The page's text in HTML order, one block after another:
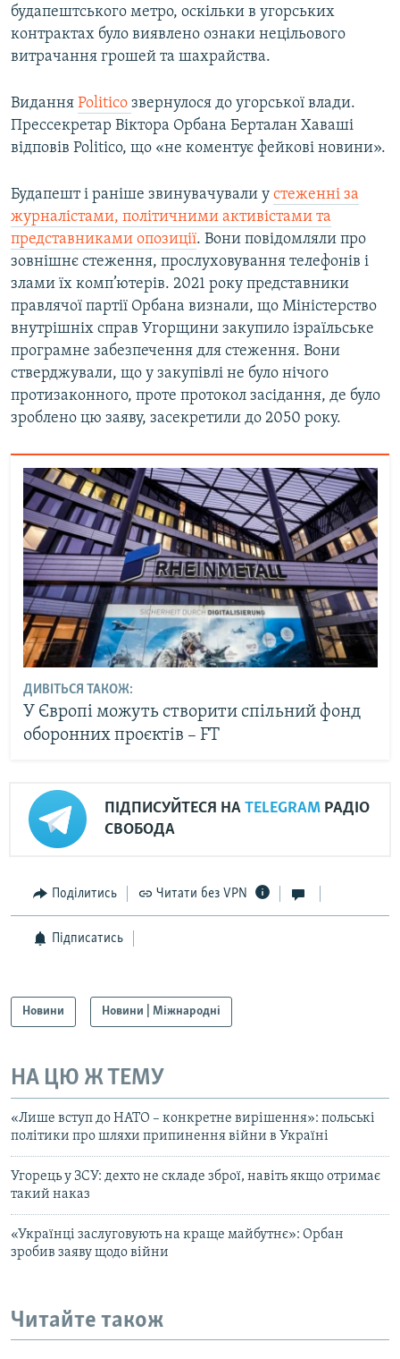
будапештського метро, оскільки в угорських
контрактах було виявлено ознаки нецільового
витрачання грошей та шахрайства.
Видання Politico звернулося до угорської влади.
Прессекретар Віктора Орбана Берталан Хаваші
відповів Politico, що «не коментує фейкові новини».
Будапешт і раніше звинувачували у стеженні за
журналістами, політичними активістами та
представниками опозиції. Вони повідомляли про
зовнішнє стеження, прослуховування телефонів і
злами їх комп’ютерів. 2021 року представники
правлячої партії Орбана визнали, що Міністерство
внутрішніх справ Угорщини закупило ізраїльське
програмне забезпечення для стеження. Вони
стверджували, що у закупівлі не було нічого
протизаконного, проте протокол засідання, де було
зроблено цю заяву, засекретили до 2050 року.
ДИВІТЬСЯ ТАКОЖ:
У Європі можуть створити спільний фонд
оборонних проєктів – FT
ПІДПИСУЙТЕСЯ НА TELEGRAM РАДІО
СВОБОДА
Поділитись Читати без VPN
Підписатись
Новини Новини | Міжнародні
НА ЦЮ Ж ТЕМУ
«Лише вступ до НАТО – конкретне вирішення»: польські
політики про шляхи припинення війни в Україні
Угорець у ЗСУ: дехто не складе зброї, навіть якщо отримає
такий наказ
«Українці заслуговують на краще майбутнє»: Орбан
зробив заяву щодо війни
Читайте також